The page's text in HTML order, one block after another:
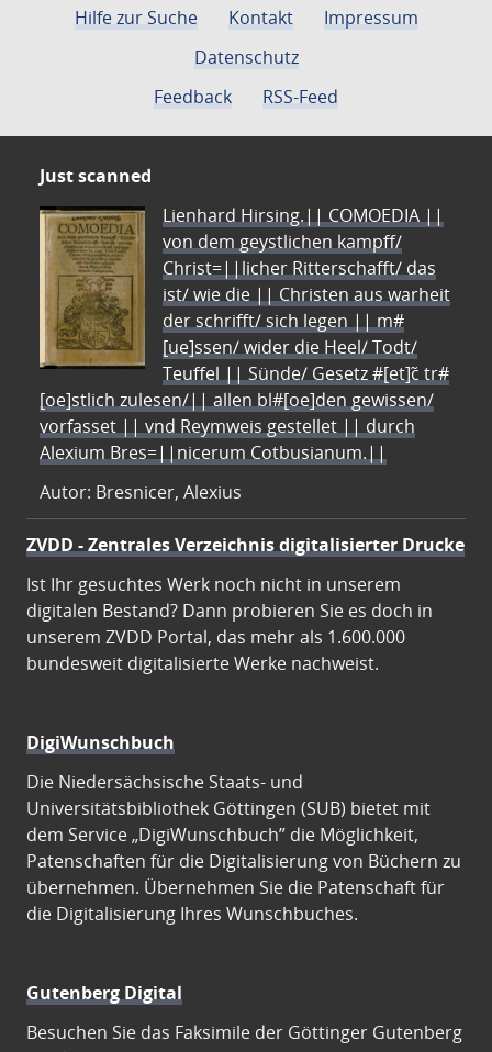
Hilfe zur Suche Kontakt
Impressum
Datenschutz
Feedback
RSS-Feed
Just scanned
Lienhard Hirsing.|| COMOEDIA ||
von dem geystlichen kampff/
Christ=||licher Ritterschafft/ das
ist/ wie die || Christen aus warheit
der schrifft/ sich legen || m#
[ue]ssen/ wider die Heel/ Todt/
Teuffel || Sünde/ Gesetz #[et]c̃ tr#
[oe]stlich zulesen/|| allen bl#[oe]den gewissen/
vorfasset || vnd Reymweis gestellet || durch
Alexium Bres=||nicerum Cotbusianum.||
Autor: Bresnicer, Alexius
ZVDD - Zentrales Verzeichnis digitalisierter Drucke
Ist Ihr gesuchtes Werk noch nicht in unserem
digitalen Bestand? Dann probieren Sie es doch in
unserem ZVDD Portal, das mehr als 1.600.000
bundesweit digitalisierte Werke nachweist.
DigiWunschbuch
Die Niedersächsische Staats- und
Universitätsbibliothek Göttingen (SUB) bietet mit
dem Service „DigiWunschbuch” die Möglichkeit,
Patenschaften für die Digitalisierung von Büchern zu
übernehmen. Übernehmen Sie die Patenschaft für
die Digitalisierung Ihres Wunschbuches.
Gutenberg Digital
Besuchen Sie das Faksimile der Göttinger Gutenberg